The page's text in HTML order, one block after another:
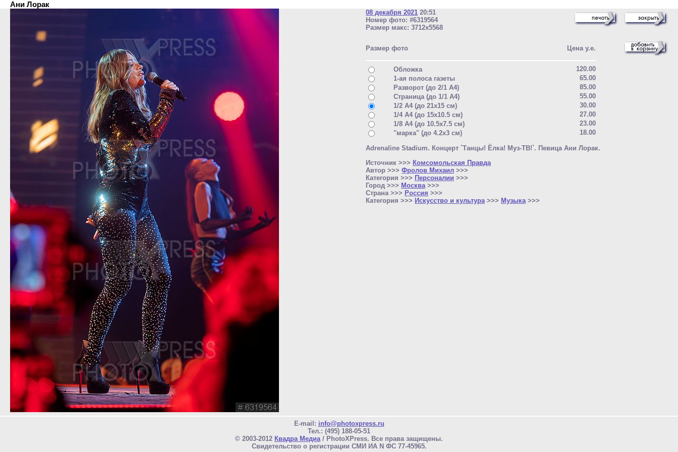
Ани Лорак
08 декабря 2021 20:51
Номер фото: #6319564
Размер макс: 3712x5568
Размер фото Цена у.е.
Обложка
120.00
1-ая полоса газеты
65.00
Разворот (до 2/1 A4)
85.00
Страница (до 1/1 A4)
55.00
1/2 A4 (до 21x15 см)
30.00
1/4 A4 (до 15x10.5 см)
27.00
1/8 A4 (до 10.5x7.5 см)
23.00
"марка" (до 4.2x3 см)
18.00
Adrenaline Stadium. Концерт `Танцы! Ёлка! Муз-ТВ!`. Певица Ани Лорак.
Источник >>> Комсомольская Правда
Автор >>> Фролов Михаил >>>
Категория >>> Персоналии >>>
Город >>> Москва >>>
Страна >>> Россия >>>
Категория >>> Искусство и культура >>> Музыка >>>
E-mail: info@photoxpress.ru
Тел.: (495) 188-05-51
© 2003-2012 Квадра Медиа/ PhotoXPress. Все права защищены.
Свидетельство о регистрации СМИ ИА N ФС 77-45965.